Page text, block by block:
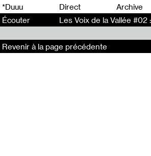
*Duuu Direct Archive
Écouter
Les Voix de la Vallée #02
Revenir à la page précédente